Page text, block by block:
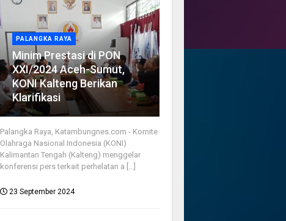
PALANGKA RAYA
Minim Prestasi di PON
XXI/2024 Aceh-Sumut,
KONI Kalteng Berikan
Klarifikasi
Palangka Raya, Katambungnes.com - Komite
Olahraga Nasional Indonesia (KONI)
Kalimantan Tengah (Kalteng) menggelar
konferensi pers terkait perhelatan a [...]
23 September 2024